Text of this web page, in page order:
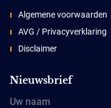
Algemene voorwaarden
AVG / Privacyverklaring
Disclaimer
Nieuwsbrief
Uw naam